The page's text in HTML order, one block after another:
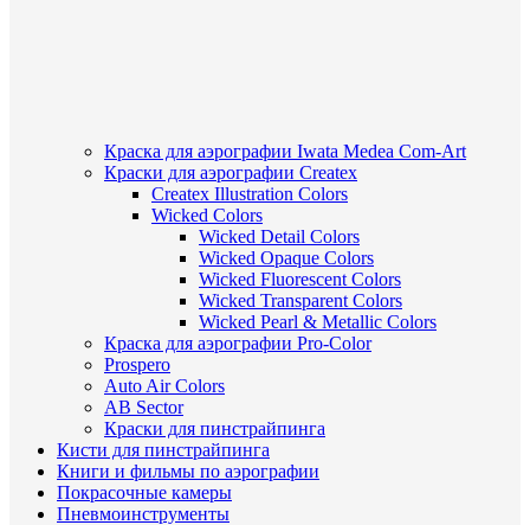
Краска для аэрографии Iwata Medea Com-Art
Краски для аэрографии Createx
Createx Illustration Colors
Wicked Colors
Wicked Detail Colors
Wicked Opaque Colors
Wicked Fluorescent Colors
Wicked Transparent Colors
Wicked Pearl & Metallic Colors
Краска для аэрографии Pro-Color
Prospero
Auto Air Colors
AB Sector
Краски для пинстрайпинга
Кисти для пинстрайпинга
Книги и фильмы по аэрографии
Покрасочные камеры
Пневмоинструменты